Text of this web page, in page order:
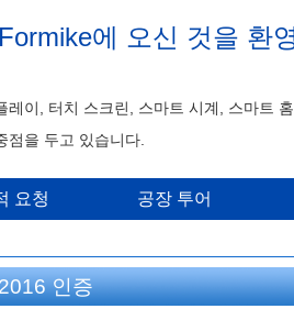
에 오신 것을 환
레이, 터치 스크린, 스마트 시계, 스마트
점을 두고 있습니다.
요청 공장 투어
인증